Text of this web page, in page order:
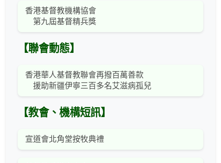
香港基督教機構協會
第九屆基督精兵獎
【聯會動態】
香港華人基督教聯會再撥百萬善款
援助新疆伊寧三百多名艾滋病孤兒
【教會、機構短訊】
宣道會北角堂按牧典禮